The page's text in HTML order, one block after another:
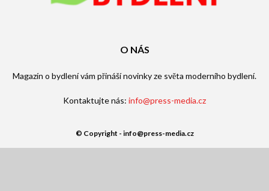
O NÁS
Magazín o bydlení vám přináší novinky ze světa moderního bydlení.
Kontaktujte nás: info@press-media.cz
© Copyright - info@press-media.cz